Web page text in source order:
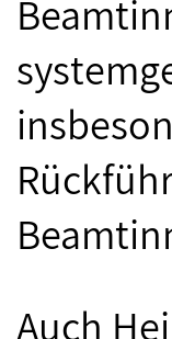
Auch